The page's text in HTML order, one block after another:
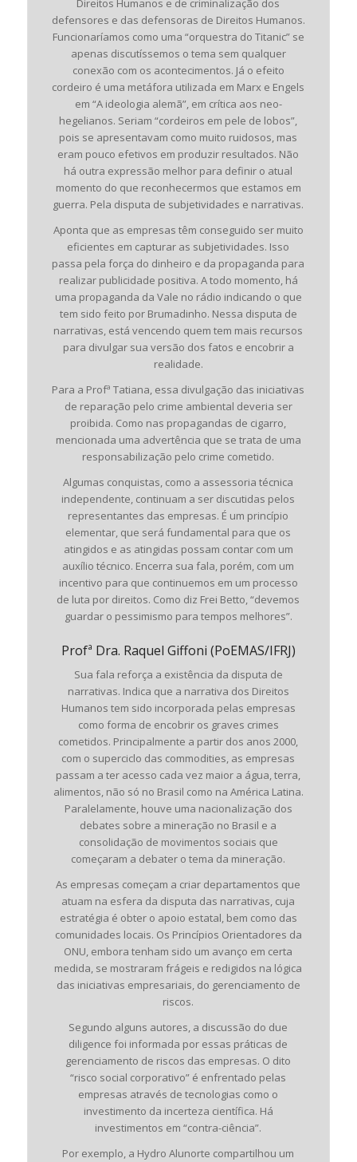
Direitos Humanos e de criminalização dos
defensores e das defensoras de Direitos Humanos.
Funcionaríamos como uma “orquestra do Titanic” se
apenas discutíssemos o tema sem qualquer
conexão com os acontecimentos. Já o efeito
cordeiro é uma metáfora utilizada em Marx e Engels
em “A ideologia alemã”, em crítica aos neo-
hegelianos. Seriam “cordeiros em pele de lobos”,
pois se apresentavam como muito ruidosos, mas
eram pouco efetivos em produzir resultados. Não
há outra expressão melhor para definir o atual
momento do que reconhecermos que estamos em
guerra. Pela disputa de subjetividades e narrativas.
Aponta que as empresas têm conseguido ser muito
eficientes em capturar as subjetividades. Isso
passa pela força do dinheiro e da propaganda para
realizar publicidade positiva. A todo momento, há
uma propaganda da Vale no rádio indicando o que
tem sido feito por Brumadinho. Nessa disputa de
narrativas, está vencendo quem tem mais recursos
para divulgar sua versão dos fatos e encobrir a
realidade.
Para a Profª Tatiana, essa divulgação das iniciativas
de reparação pelo crime ambiental deveria ser
proibida. Como nas propagandas de cigarro,
mencionada uma advertência que se trata de uma
responsabilização pelo crime cometido.
Algumas conquistas, como a assessoria técnica
independente, continuam a ser discutidas pelos
representantes das empresas. É um princípio
elementar, que será fundamental para que os
atingidos e as atingidas possam contar com um
auxílio técnico. Encerra sua fala, porém, com um
incentivo para que continuemos em um processo
de luta por direitos. Como diz Frei Betto, “devemos
guardar o pessimismo para tempos melhores”.
Profª Dra. Raquel Giffoni (PoEMAS/IFRJ)
Sua fala reforça a existência da disputa de
narrativas. Indica que a narrativa dos Direitos
Humanos tem sido incorporada pelas empresas
como forma de encobrir os graves crimes
cometidos. Principalmente a partir dos anos 2000,
com o superciclo das commodities, as empresas
passam a ter acesso cada vez maior a água, terra,
alimentos, não só no Brasil como na América Latina.
Paralelamente, houve uma nacionalização dos
debates sobre a mineração no Brasil e a
consolidação de movimentos sociais que
começaram a debater o tema da mineração.
As empresas começam a criar departamentos que
atuam na esfera da disputa das narrativas, cuja
estratégia é obter o apoio estatal, bem como das
comunidades locais. Os Princípios Orientadores da
ONU, embora tenham sido um avanço em certa
medida, se mostraram frágeis e redigidos na lógica
das iniciativas empresariais, do gerenciamento de
riscos.
Segundo alguns autores, a discussão do due
diligence foi informada por essas práticas de
gerenciamento de riscos das empresas. O dito
“risco social corporativo” é enfrentado pelas
empresas através de tecnologias como o
investimento da incerteza científica. Há
investimentos em “contra-ciência”.
Por exemplo, a Hydro Alunorte compartilhou um